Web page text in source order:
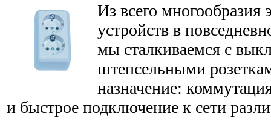
Из всего многообразия
устройств в
мы сталкиваемся с
штепсельными
назначение:
и быстрое подключение к сети